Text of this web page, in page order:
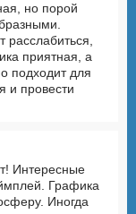
но порой
расслабиться,
приятная, а
подходит для
и провести
Интересные
Графика
Иногда